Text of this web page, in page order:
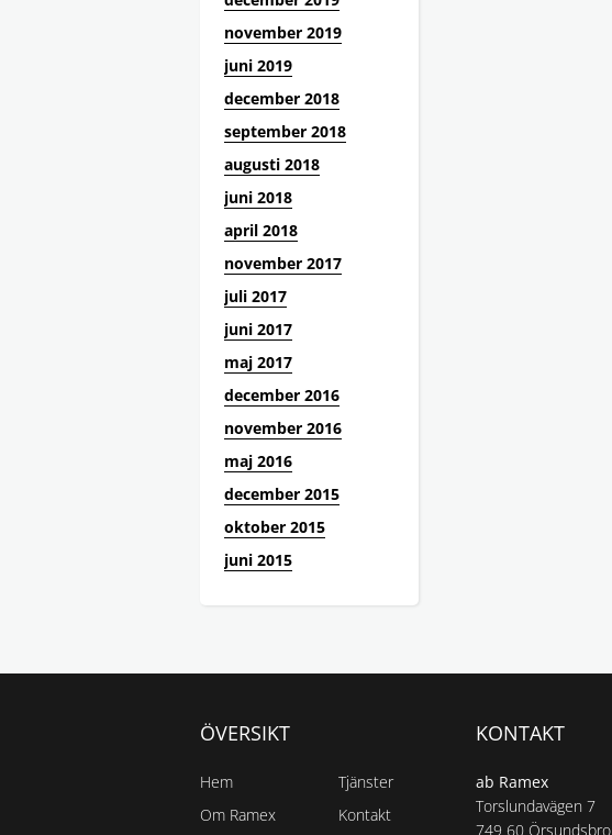
november 2019
juni 2019
december 2018
september 2018
augusti 2018
juni 2018
april 2018
november 2017
juli 2017
juni 2017
maj 2017
december 2016
november 2016
maj 2016
december 2015
oktober 2015
juni 2015
ÖVERSIKT
Hem
Om Ramex
Tjänster
Kontakt
KONTAKT
ab Ramex
Torslundavägen 7
749 60 Örsundsbro